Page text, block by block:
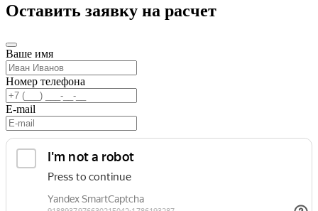
Оставить заявку на расчет
Ваше имя
Номер телефона
E-mail